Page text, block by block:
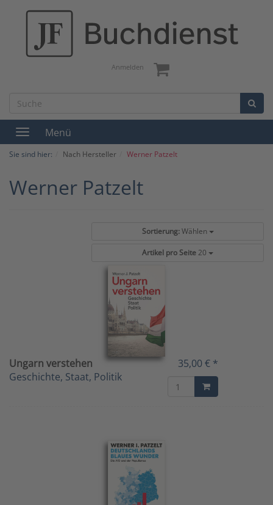
Anmelden
Toggle
navigation
Menü
Sie sind hier: Nach Hersteller Werner Patzelt
Werner Patzelt
Sortierung: Wählen
Artikel pro Seite20
Ungarn verstehen
Geschichte, Staat, Politik
35,00 € *